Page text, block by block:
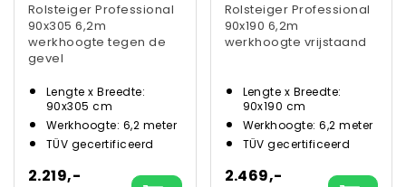
Rolsteiger Professional
90x305 6,2m
werkhoogte tegen de
gevel
Lengte x Breedte:
90x305 cm
Werkhoogte: 6,2 meter
TÜV gecertificeerd
2.219,-
Rolsteiger Professional
90x190 6,2m
werkhoogte vrijstaand
Lengte x Breedte:
90x190 cm
Werkhoogte: 6,2 meter
TÜV gecertificeerd
2.469,-